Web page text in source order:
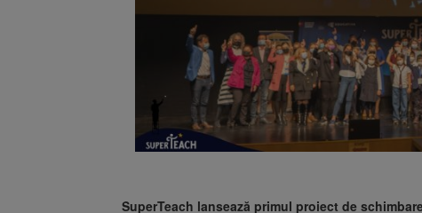
SuperTeach lansează primul proiect de